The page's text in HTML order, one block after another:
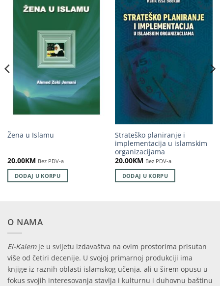
Žena u Islamu
20.00KM Bez PDV-a
DODAJ U KORPU
Strateško planiranje i
implementacija u islamskim
organizacijama
20.00KM Bez PDV-a
DODAJ U KORPU
O NAMA
El-Kalemje u svijetu izdavaštva na ovim prostorima prisutan
više od četiri decenije. U svojoj primarnoj produkciji ima
knjige iz raznih oblasti islamskog učenja, ali u širem opusu u
fokus svojih interesovanja stavlja i kulturnu i duhovnu baštinu